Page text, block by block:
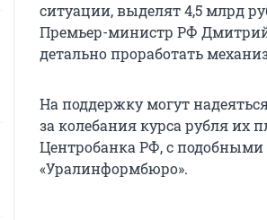
ситуации, выделят 4,5 млрд
Премьер-министр РФ
детально проработать
На поддержку могут
за колебания курса рубля их
Центробанка РФ, с подобными
«Уралинформбюро».